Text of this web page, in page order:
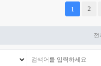
1 2
전